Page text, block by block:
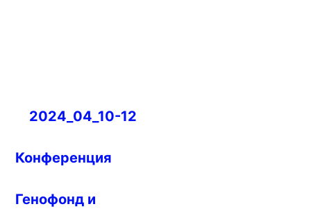
Навигация
записям
2024_04_10-12
Конференция
Генофонд и